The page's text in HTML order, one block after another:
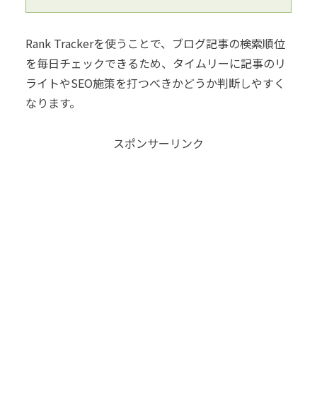
Rank Trackerを使うことで、ブログ記事の検索順位
を毎日チェックできるため、タイムリーに記事のリ
ライトやSEO施策を打つべきかどうか判断しやすく
なります。
スポンサーリンク